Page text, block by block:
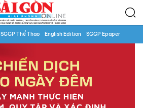
SGGP Thể Thao English Edition SGGP Epaper